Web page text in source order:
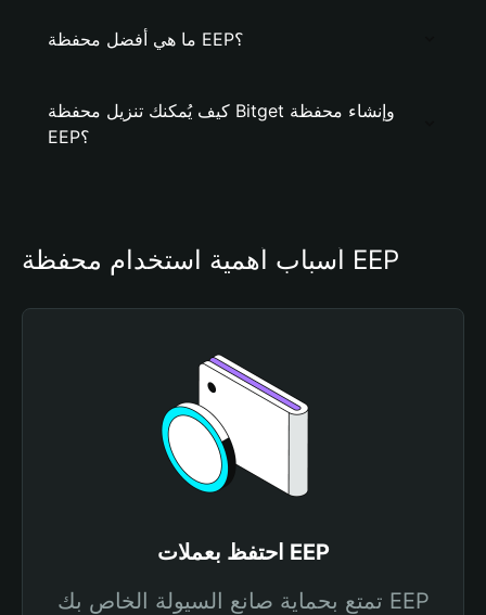
ما هي أفضل محفظة EEP؟
كيف يُمكنك تنزيل محفظة Bitget وإنشاء محفظة
EEP؟
أسباب أهمية استخدام محفظة EEP
احتفظ بعملات EEP
تمتع بحماية صانع السيولة الخاص بك EEP